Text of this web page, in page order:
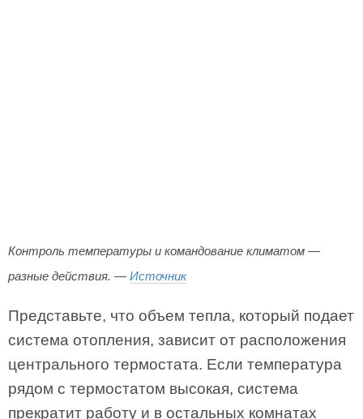
Контроль температуры и командование климатом —
разные действия. — Источник
Представьте, что объем тепла, который подает
система отопления, зависит от расположения
центрального термостата. Если температура
рядом с термостатом высокая, система
прекратит работу и в остальных комнатах